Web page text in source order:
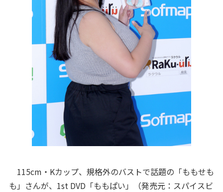
115cm・Kカップ、規格外のバストで話題の「ももせも
も」さんが、1st DVD「ももぱい」（発売元：スパイスビ